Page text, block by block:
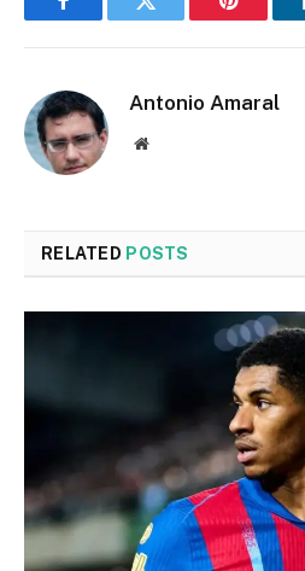
FacebookTwitter Pinterest
Antonio Amaral
Website
RELATED POSTS